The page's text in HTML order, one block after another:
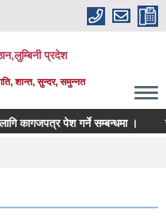
प्रदेश
शान्त, सुन्दर, समुन्नत
पेश गर्ने सम्बन्धमा । राजस्व